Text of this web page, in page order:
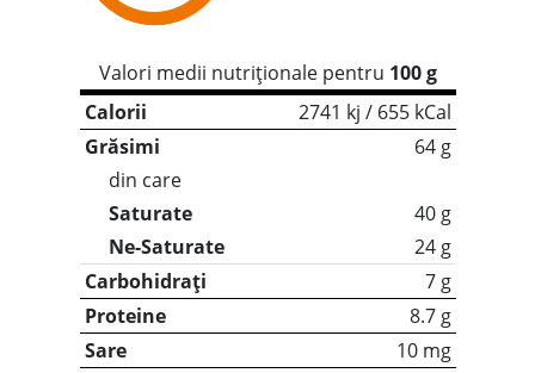
Valori medii nutriționale pentru 100 g
Calorii
2741 kj / 655 kCal
Grăsimi
64 g
din care
Saturate
40 g
Ne-Saturate
24 g
Carbohidrați
7 g
Proteine
8.7 g
Sare
10 mg